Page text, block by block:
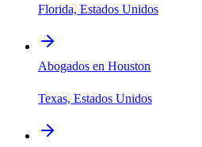
Florida, Estados Unidos
Abogados en Houston
Texas, Estados Unidos